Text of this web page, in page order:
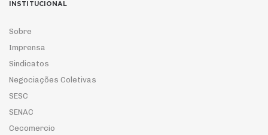
INSTITUCIONAL
Sobre
Imprensa
Sindicatos
Negociações Coletivas
SESC
SENAC
Cecomercio